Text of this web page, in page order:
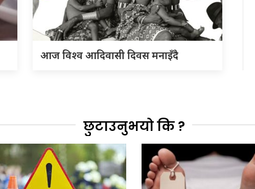
आज विश्व आदिवासी दिवस मनाइँदै
छुटाउनुभयो कि ?